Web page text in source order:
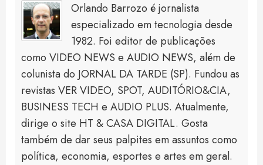
Orlando Barrozo é jornalista
especializado em tecnologia desde
1982. Foi editor de publicações
como VIDEO NEWS e AUDIO NEWS, além de
colunista do JORNAL DA TARDE (SP). Fundou as
revistas VER VIDEO, SPOT, AUDITÓRIO&CIA,
BUSINESS TECH e AUDIO PLUS. Atualmente,
dirige o site HT & CASA DIGITAL. Gosta
também de dar seus palpites em assuntos como
política, economia, esportes e artes em geral.